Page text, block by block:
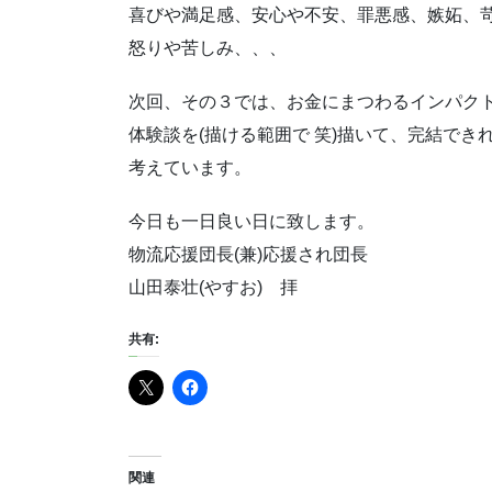
喜びや満足感、安心や不安、罪悪感、嫉妬、
怒りや苦しみ、、、
次回、その３では、お金にまつわるインパク
体験談を(描ける範囲で 笑)描いて、完結でき
考えています。
今日も一日良い日に致します。
物流応援団長(兼)応援され団長
山田泰壮(やすお) 拝
共有:
関連